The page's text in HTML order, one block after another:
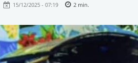
15/12/2025 - 07:19 2 min.